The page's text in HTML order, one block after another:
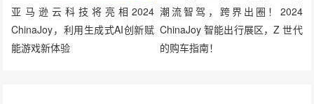
亚马逊云科技将亮相2024
ChinaJoy，利用生成式AI创新赋
能游戏新体验
潮流智驾，跨界出圈！2024
ChinaJoy 智能出行展区，Z 世代
的购车指南！